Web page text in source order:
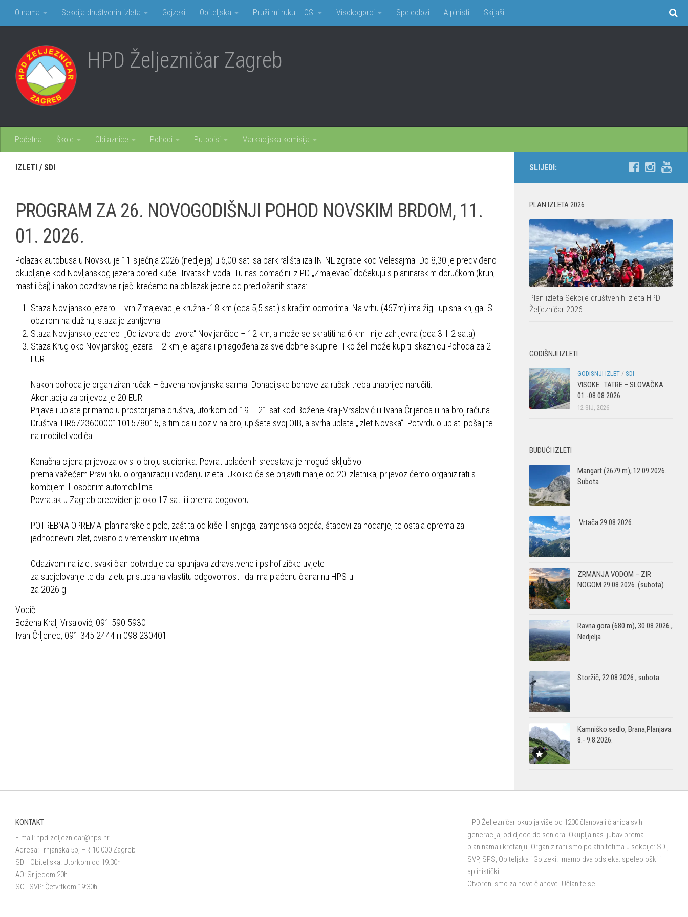
O nama Sekcija društvenih izleta Gojzeki Obiteljska Pruži mi ruku – OSI Visokogorci Speleolozi Alpinisti Skijaši
HPD Željezničar Zagreb
Početna Škole Obilaznice Pohodi Putopisi Markacijska komisija
IZLETI / SDI
PROGRAM ZA 26. NOVOGODIŠNJI POHOD NOVSKIM BRDOM, 11.
01. 2026.
Polazak autobusa u Novsku je 11.siječnja 2026 (nedjelja) u 6,00 sati sa parkirališta iza ININE zgrade kod Velesajma. Do 8,30 je predviđeno
okupljanje kod Novljanskog jezera pored kuće Hrvatskih voda. Tu nas domaćini iz PD „Zmajevac“ dočekuju s planinarskim doručkom (kruh,
mast i čaj) i nakon pozdravne riječi krećemo na obilazak jedne od predloženih staza:
Staza Novljansko jezero – vrh Zmajevac je kružna -18 km (cca 5,5 sati) s kraćim odmorima. Na vrhu (467m) ima žig i upisna knjiga. S
obzirom na dužinu, staza je zahtjevna.
Staza Novljansko jezereo- „Od izvora do izvora“ Novljančice – 12 km, a može se skratiti na 6 km i nije zahtjevna (cca 3 ili 2 sata)
Staza Krug oko Novljanskog jezera – 2 km je lagana i prilagođena za sve dobne skupine. Tko želi može kupiti iskaznicu Pohoda za 2
EUR.
Nakon pohoda je organiziran ručak – čuvena novljanska sarma. Donacijske bonove za ručak treba unaprijed naručiti.
Akontacija za prijevoz je 20 EUR.
Prijave i uplate primamo u prostorijama društva, utorkom od 19 – 21 sat kod Božene Kralj-Vrsalović ili Ivana Črljenca ili na broj računa
Društva: HR6723600001101578015, s tim da u poziv na broj upišete svoj OIB, a svrha uplate „izlet Novska“. Potvrdu o uplati pošaljite
na mobitel vodiča.
Konačna cijena prijevoza ovisi o broju sudionika. Povrat uplaćenih sredstava je moguć isključivo
prema važećem Pravilniku o organizaciji i vođenju izleta. Ukoliko će se prijaviti manje od 20 izletnika, prijevoz ćemo organizirati s
kombijem ili osobnim automobilima.
Povratak u Zagreb predviđen je oko 17 sati ili prema dogovoru.
POTREBNA OPREMA: planinarske cipele, zaštita od kiše ili snijega, zamjenska odjeća, štapovi za hodanje, te ostala oprema za
jednodnevni izlet, ovisno o vremenskim uvjetima.
Odazivom na izlet svaki član potvrđuje da ispunjava zdravstvene i psihofizičke uvjete
za sudjelovanje te da izletu pristupa na vlastitu odgovornost i da ima plaćenu članarinu HPS-u
za 2026 g.
Vodiči:
Božena Kralj-Vrsalović, 091 590 5930
Ivan Črljenec, 091 345 2444 ili 098 230401
SLIJEDI:
PLAN IZLETA 2026
Plan izleta Sekcije društvenih izleta HPD
Željezničar 2026.
GODIŠNJI IZLETI
GODISNJI IZLET / SDI
VISOKE TATRE – SLOVAČKA
01.-08.08.2026.
12 SIJ, 2026
BUDUĆI IZLETI
Mangart (2679 m), 12.09.2026.
Subota
Vrtača 29.08.2026.
ZRMANJA VODOM – ZIR
NOGOM 29.08.2026. (subota)
Ravna gora (680 m), 30.08.2026.,
Nedjelja
Storžič, 22.08.2026., subota
Kamniško sedlo, Brana,Planjava.
8.- 9.8.2026.
KONTAKT
E-mail: hpd.zeljeznicar@hps.hr
Adresa: Trnjanska 5b, HR-10 000 Zagreb
SDI i Obiteljska: Utorkom od 19:30h
AO: Srijedom 20h
SO i SVP: Četvrtkom 19:30h
HPD Željezničar okuplja više od 1200 članova i članica svih
generacija, od djece do seniora. Okuplja nas ljubav prema
planinama i kretanju. Organizirani smo po afinitetima u sekcije: SDI,
SVP, SPS, Obiteljska i Gojzeki. Imamo dva odsjeka: speleološki i
aplinistički.
Otvoreni smo za nove članove. Učlanite se!